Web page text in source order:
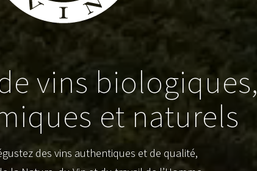
vins biologiques,
et naturels
des vins authentiques et de qualité,